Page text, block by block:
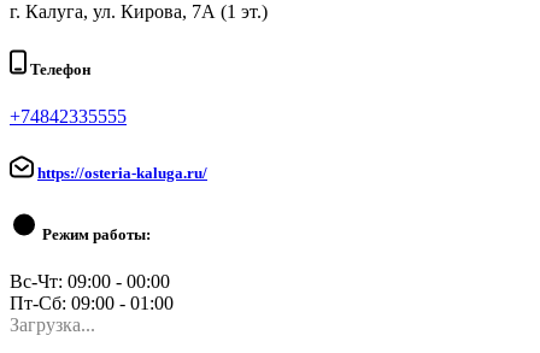
г. Калуга, ул. Кирова, 7А (1 эт.)
Телефон
+74842335555
https://osteria-kaluga.ru/
Режим работы:
Вс-Чт: 09:00 - 00:00
Пт-Сб: 09:00 - 01:00
Загрузка...